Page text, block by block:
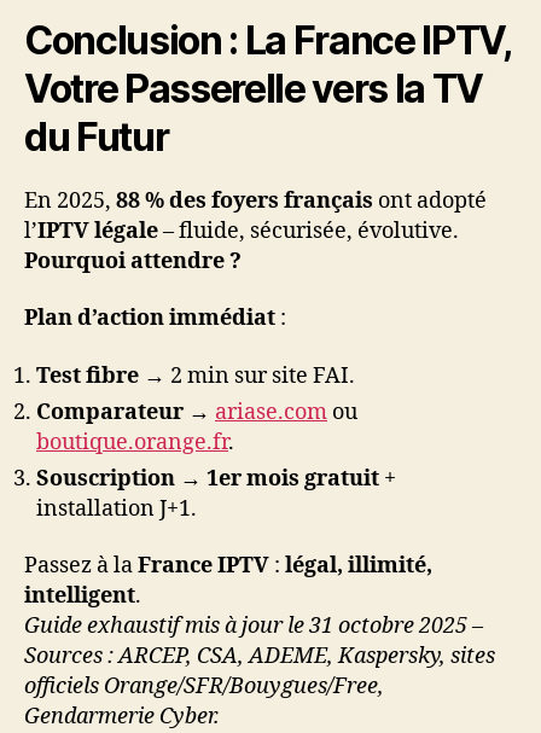
Conclusion : La France IPTV,
Votre Passerelle vers la TV
du Futur
En 2025, 88 % des foyers français ont adopté
l’IPTV légale– fluide, sécurisée, évolutive.
Pourquoi attendre ?
Plan d’action immédiat :
Test fibre → 2 min sur site FAI.
Comparateur → ariase.com ou
boutique.orange.fr.
Souscription → 1er mois gratuit +
installation J+1.
Passez à laFrance IPTV : légal, illimité,
intelligent.
Guide exhaustif mis à jour le 31 octobre 2025 –
Sources : ARCEP, CSA, ADEME, Kaspersky, sites
officiels Orange/SFR/Bouygues/Free,
Gendarmerie Cyber.